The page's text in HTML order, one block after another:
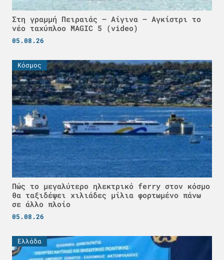
Στη γραμμή Πειραιάς – Αίγινα – Αγκίστρι το
νέο ταχύπλοο MAGIC 5 (video)
05.08.26
Κόσμος
Πώς το μεγαλύτερο ηλεκτρικό ferry στον κόσμο
θα ταξιδέψει χιλιάδες μίλια φορτωμένο πάνω
σε άλλο πλοίο
05.08.26
Ελλάδα